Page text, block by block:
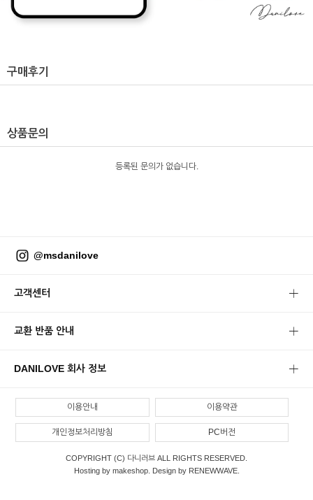
구매후기
상품문의
등록된 문의가 없습니다.
@msdanilove
고객센터
교환 반품 안내
DANILOVE 회사 정보
이용안내 이용약관
개인정보처리방침 PC버전
COPYRIGHT (C) 다니러브 ALL RIGHTS RESERVED.
Hosting by makeshop. Design by RENEWWAVE.